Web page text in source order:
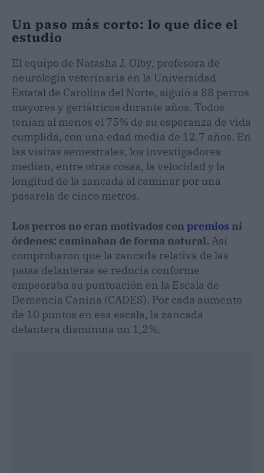
Un paso más corto: lo que dice el
estudio
El equipo de Natasha J. Olby, profesora de
neurología veterinaria en la Universidad
Estatal de Carolina del Norte, siguió a 88 perros
mayores y geriátricos durante años. Todos
tenían al menos el 75% de su esperanza de vida
cumplida, con una edad media de 12,7 años. En
las visitas semestrales, los investigadores
medían, entre otras cosas, la velocidad y la
longitud de la zancada al caminar por una
pasarela de cinco metros.
Los perros no eran motivados con premios ni
órdenes: caminaban de forma natural. Así
comprobaron que la zancada relativa de las
patas delanteras se reducía conforme
empeoraba su puntuación en la Escala de
Demencia Canina (CADES). Por cada aumento
de 10 puntos en esa escala, la zancada
delantera disminuía un 1,2%.